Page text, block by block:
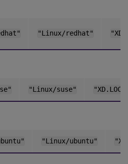
debian"`|`"Linux/
"Linux/redhat"
"Linux/suse"
"Linux/ubuntu"